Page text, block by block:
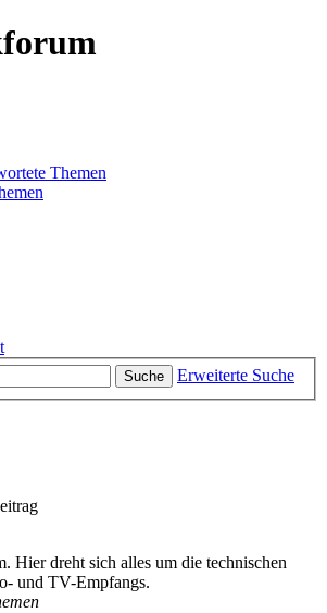
Themen
Suche
Erweiterte Suche
Hier dreht sich alles um die technischen
und TV-Empfangs.